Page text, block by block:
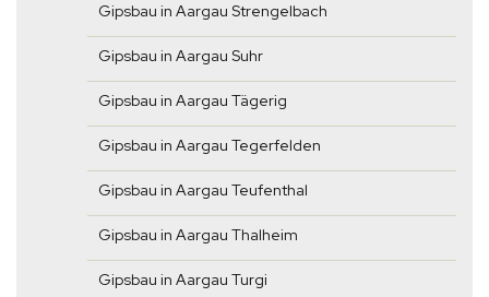
Gipsbau in Aargau Strengelbach
Gipsbau in Aargau Suhr
Gipsbau in Aargau Tägerig
Gipsbau in Aargau Tegerfelden
Gipsbau in Aargau Teufenthal
Gipsbau in Aargau Thalheim
Gipsbau in Aargau Turgi